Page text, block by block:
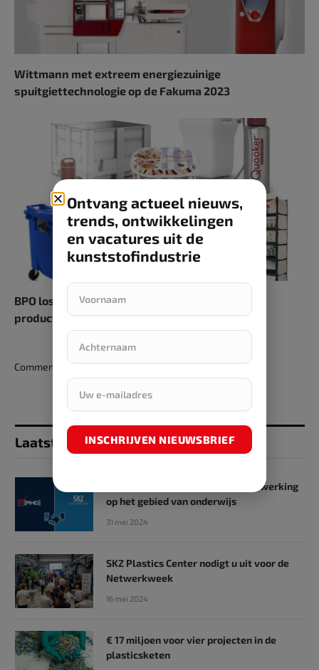
Wittmann met extreem energiezuinige
spuitgiettechnologie op de Fakuma 2023
BPO lost technische uitdagingen in
productontwikkeling op
Comments are closed.
Laatst toegevoegd
SKZ en RHD GmbH starten samenwerking
op het gebied van onderwijs
31 mei 2024
SKZ Plastics Center nodigt u uit voor de
Netwerkweek
16 mei 2024
€ 17 miljoen voor vier projecten in de
plasticsketen
Ontvang actueel nieuws,
trends, ontwikkelingen
en vacatures uit de
kunststofindustrie
INSCHRIJVEN NIEUWSBRIEF